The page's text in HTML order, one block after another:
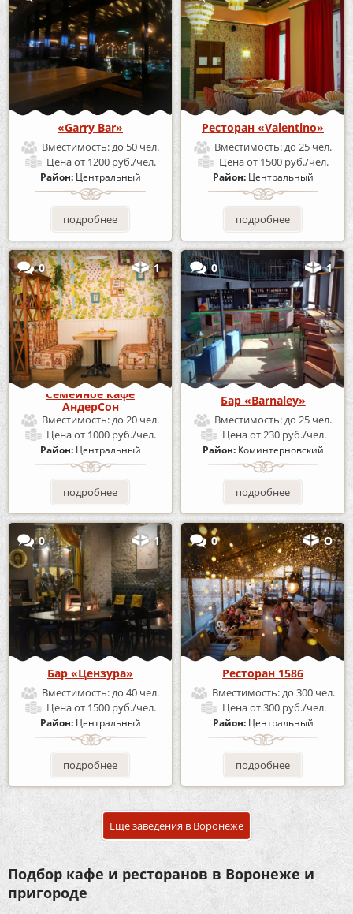
«Garry Bar»
Вместимость:до 50 чел.
Ценаот 1200 руб./чел.
Район: Центральный
подробнее
Ресторан «Valentino»
Вместимость:до 25 чел.
Ценаот 1500 руб./чел.
Район: Центральный
подробнее
0 1
Семейное кафе
АндерСон
Вместимость:до 20 чел.
Ценаот 1000 руб./чел.
Район: Центральный
подробнее
0 1
Бар «Barnaley»
Вместимость:до 25 чел.
Ценаот 230 руб./чел.
Район: Коминтерновский
подробнее
0 1
Бар «Цензура»
Вместимость:до 40 чел.
Ценаот 1500 руб./чел.
Район: Центральный
подробнее
0 О
Ресторан 1586
Вместимость:до 300 чел.
Ценаот 300 руб./чел.
Район: Центральный
подробнее
Еще заведения в Воронеже
Подбор кафе и ресторанов в Воронеже и
пригороде